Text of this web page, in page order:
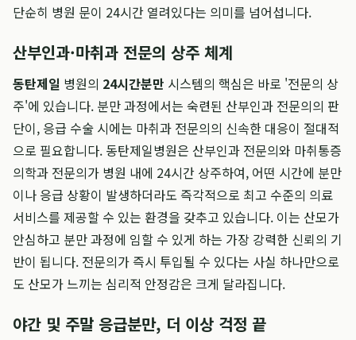
단순히 병원 문이 24시간 열려있다는 의미를 넘어섭니다.
산부인과·마취과 전문의 상주 체계
동탄제일 병원의 24시간분만 시스템의 핵심은 바로 '전문의 상
주'에 있습니다. 분만 과정에서는 숙련된 산부인과 전문의의 판
단이, 응급 수술 시에는 마취과 전문의의 신속한 대응이 절대적
으로 필요합니다. 동탄제일병원은 산부인과 전문의와 마취통증
의학과 전문의가 병원 내에 24시간 상주하여, 어떤 시간에 분만
이나 응급 상황이 발생하더라도 즉각적으로 최고 수준의 의료
서비스를 제공할 수 있는 환경을 갖추고 있습니다. 이는 산모가
안심하고 분만 과정에 임할 수 있게 하는 가장 강력한 신뢰의 기
반이 됩니다. 전문의가 즉시 투입될 수 있다는 사실 하나만으로
도 산모가 느끼는 심리적 안정감은 크게 달라집니다.
야간 및 주말 응급분만, 더 이상 걱정 끝